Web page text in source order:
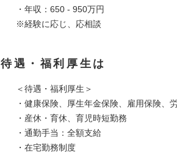
・年収：650 - 950万円
※経験に応じ、応相談
待遇・福利厚生は
＜待遇・福利厚生＞
・健康保険、厚生年金保険、雇用保険、
・産休・育休、育児時短勤務
・通勤手当：全額支給
・在宅勤務制度